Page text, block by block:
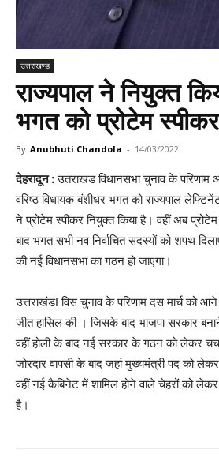
उत्तराखण्ड
राज्यपाल ने नियुक्त
भगत को प्रोटेम स्पीकर
By Anubhuti Chandola - 14/03/2022
देहरादून :उतराखंड विधानसभा चुनाव के
वरिष्ठ विधायक बंशीधर भगत को राज्यपाल
ने प्रोटेम स्पीकर नियुक्त किया है। वहीं अब
बाद भगत सभी नव निर्वाचित सदस्यों को शपथ
की नई विधानसभा का गठन हो जाएगा।
उत्तराखंडI विस चुनाव के परिणाम दस मार्च को
जीत हासिल की । जिसके बाद भाजपा सरकार
वहीं होली के बाद नई सरकार के गठन को लेकर
जोरदार वापसी के बाद जहां मुख्यमंत्री पद को
वहीं नई कैबिनेट में शामिल होने वाले चेहरों को लेकर
है।